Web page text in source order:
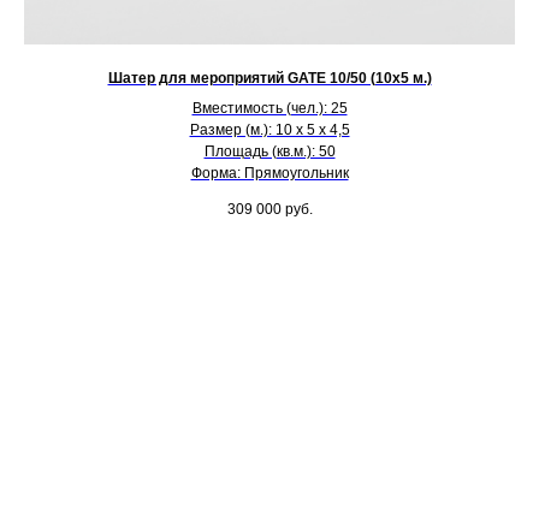
Шатер для мероприятий GATE 10/50 (10х5 м.)
Вместимость (чел.): 25
Размер (м.): 10 х 5 х 4,5
Площадь (кв.м.): 50
Форма: Прямоугольник
309 000 руб.